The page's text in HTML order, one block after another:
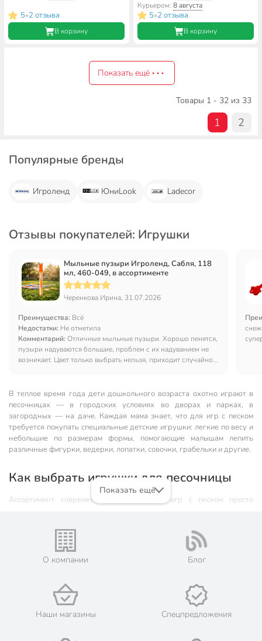
5•2 отзыва
В корзину
Курьером: 8 августа
5•2 отзыва
В корзину
Показать ещё
Товары 1 - 32 из 33
1 2
Популярные бренды
Игроленд ЮниLook Ladecor
Отзывы покупателей: Игрушки
Мыльные пузыри Игроленд, Сабля, 118
мл, 460-049, в ассортименте
Черенкова Ирина, 31.07.2026
Преимущества: Всё
Недостатки: Не отметила
Комментарий: Отличные мыльные пузыри. Хорошо пенятся,
пузыри надуваются большие, проблем с их надуванием не
возникает. Цвет только выбрать нельзя, приходит случайно
В теплое время года дети дошкольного возраста охотно играют в
песочницах — в городских условиях во дворах и парках, в
загородных — на даче. Каждая мама знает, что для игр с песком
требуется покупать специальные детские игрушки: легкие по весу и
небольшие по размерам формы, помогающие малышам лепить
различные фигурки, ведерки, лопатки, совочки, грабельки и другие.
Как выбрать игрушки для песочницы
Ассортимент современных игрушек для игр с песком просто
сути это расходные материалы: малыши нередко теряют, ломают их,
меняются друг с дружкой — но с такими демократичными ценами в
этом нет ничего страшного.
не только по эстетическим критериям. На первом месте —
безопасность!
Как приобретать игрушки для песочницы правильно? Они должны
Показать ещё
О компании Блог
Наши магазины Спецпредложения